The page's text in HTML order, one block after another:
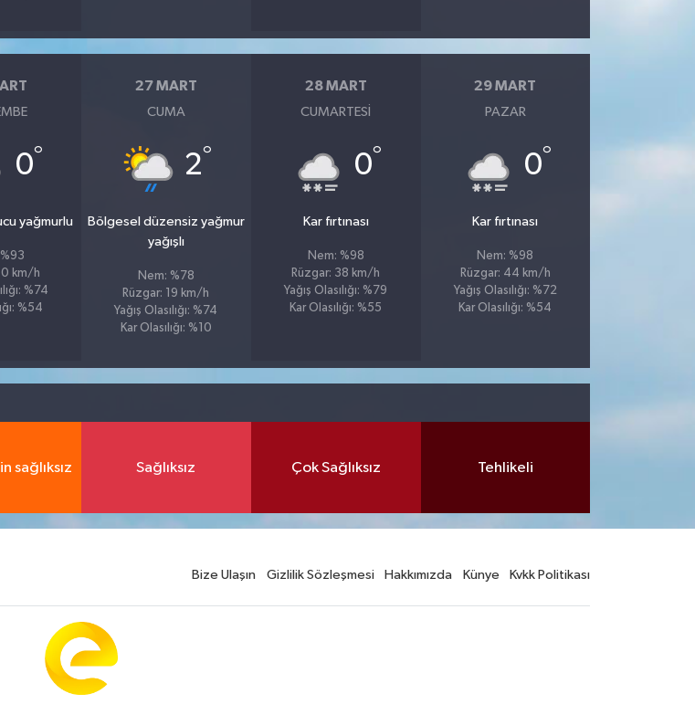
0°
yağmurlu
km/h
%74
%54
27 MART
CUMA
2°
Bölgesel düzensiz yağmur
yağışlı
Nem: %78
Rüzgar: 19 km/h
Yağış Olasılığı: %74
Kar Olasılığı: %10
28 MART
CUMARTESI
0°
Kar fırtınası
Nem: %98
Rüzgar: 38 km/h
Yağış Olasılığı: %79
Kar Olasılığı: %55
29 MART
PAZAR
0°
Kar fırtınası
Nem: %98
Rüzgar: 44 km/h
Yağış Olasılığı: %72
Kar Olasılığı: %54
sağlıksız Sağlıksız Çok Sağlıksız Tehlikeli
Bize Ulaşın Gizlilik Sözleşmesi Hakkımızda Künye Kvkk Politikası